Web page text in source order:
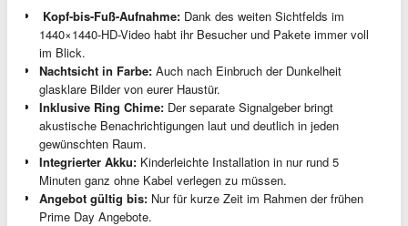
️ Kopf-bis-Fuß-Aufnahme: Dank des weiten Sichtfelds im
1440×1440-HD-Video habt ihr Besucher und Pakete immer voll
im Blick.
Nachtsicht in Farbe: Auch nach Einbruch der Dunkelheit
glasklare Bilder von eurer Haustür.
Inklusive Ring Chime: Der separate Signalgeber bringt
akustische Benachrichtigungen laut und deutlich in jeden
gewünschten Raum.
Integrierter Akku: Kinderleichte Installation in nur rund 5
Minuten ganz ohne Kabel verlegen zu müssen.
Angebot gültig bis: Nur für kurze Zeit im Rahmen der frühen
Prime Day Angebote.